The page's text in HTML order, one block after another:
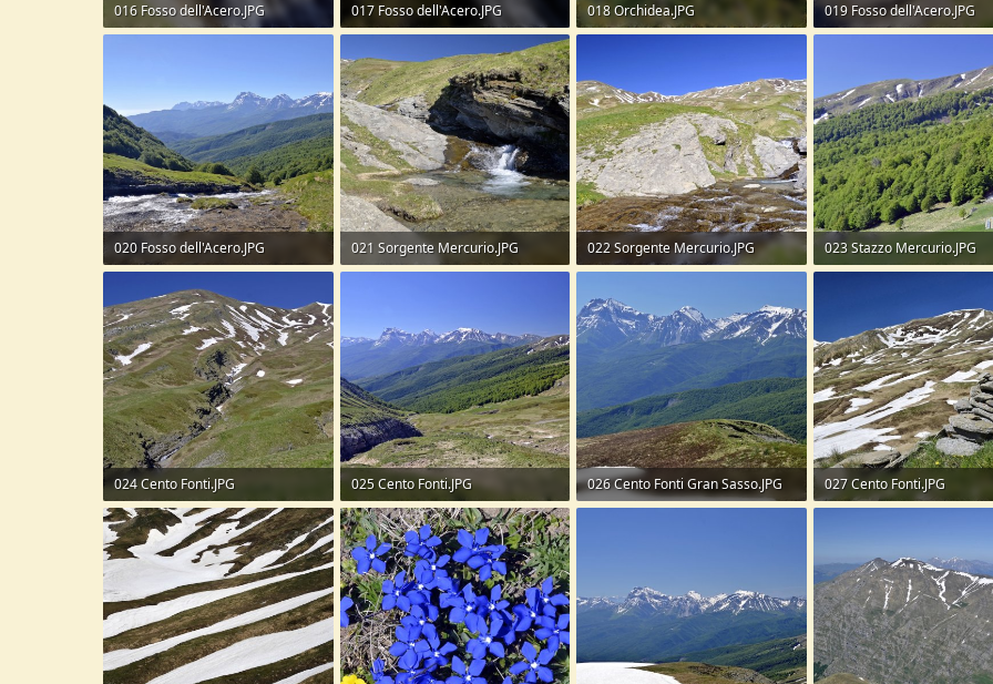
016 Fosso dell'Acero.JPG
017 Fosso dell'Acero.JPG
018 Orchidea.JPG
019 Fosso dell'Acero.JPG
020 Fosso dell'Acero.JPG
021 Sorgente Mercurio.JPG
022 Sorgente Mercurio.JPG
023 Stazzo Mercurio.JPG
024 Cento Fonti.JPG
327,8 KB · Visite: 45
025 Cento Fonti.JPG
311,3 KB · Visite: 43
026 Cento Fonti Gran Sasso.JPG
027 Cento Fonti.JPG